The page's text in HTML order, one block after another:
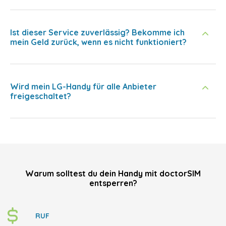
Ist dieser Service zuverlässig? Bekomme ich
mein Geld zurück, wenn es nicht funktioniert?
Wird mein LG-Handy für alle Anbieter
freigeschaltet?
Warum solltest du dein Handy mit doctorSIM
entsperren?
RUF